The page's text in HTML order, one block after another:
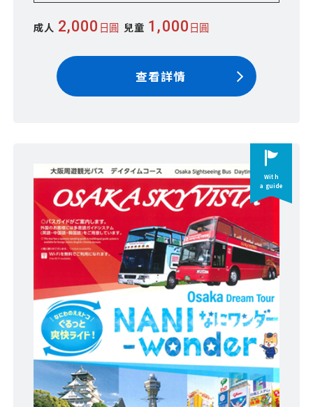
成人 2,000 日圓 兒童 1,000 日圓
查看詳情
With
a guide